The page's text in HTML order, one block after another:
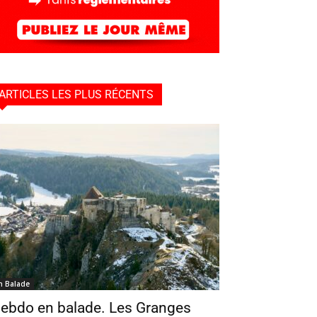
LES PLUS RÉCENTS
Balade
en balade. Les Granges